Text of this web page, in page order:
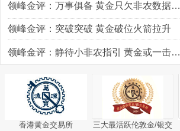
领峰金评：万事俱备 黄金只欠非农数据“东风”
领峰金评：突破突破 黄金破位火箭拉升
领峰金评：静待小非农指引 黄金或一击破局
香港黄金交易所
三大最活跃伦敦金/银交